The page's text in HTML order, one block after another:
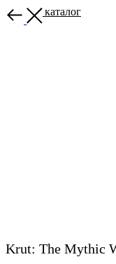
Назад в каталог
Krut: The Mythic